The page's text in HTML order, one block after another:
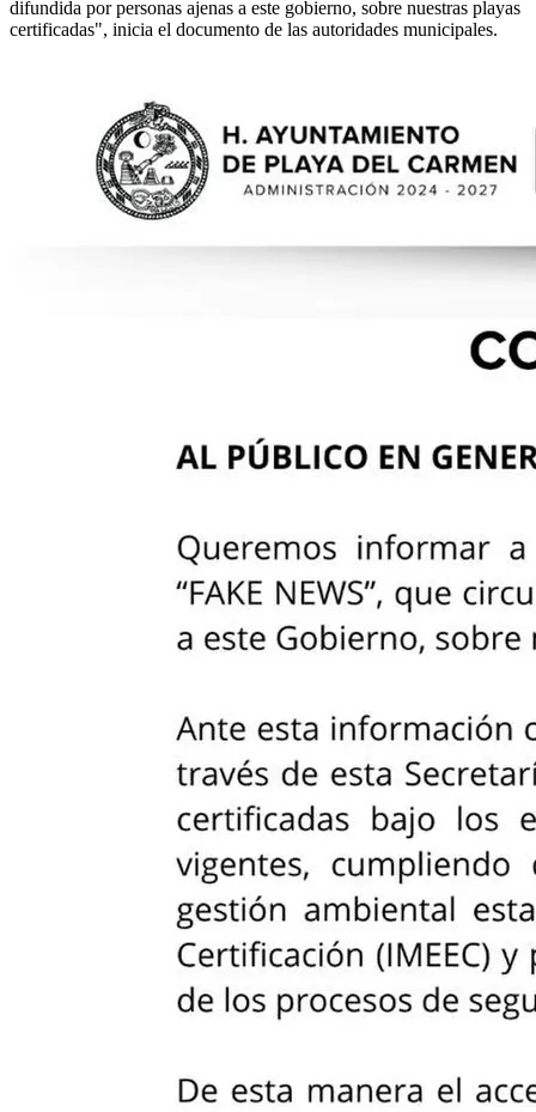
difundida por personas ajenas a este gobierno, sobre nuestras playas
certificadas", inicia el documento de las autoridades municipales.